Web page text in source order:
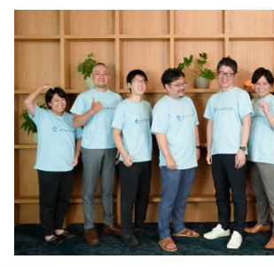
イベント・セミナー
インタビュー
就活成功ガイド
リファレンス
プラン
個人向けプラン
法人向けプラン
学校向けプラン
再チャレンジ結果一覧
Tech Team Journal
paiza times
note
paizaとは？